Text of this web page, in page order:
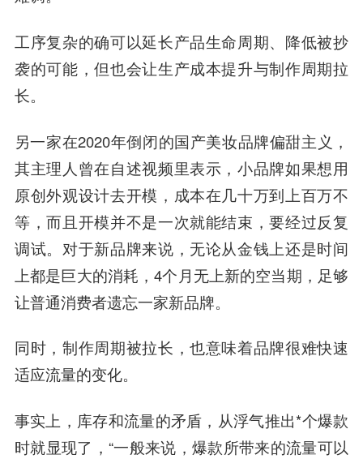
工序复杂的确可以延长产品生命周期、降低被抄
袭的可能，但也会让生产成本提升与制作周期拉
长。
另一家在2020年倒闭的国产美妆品牌偏甜主义，
其主理人曾在自述视频里表示，小品牌如果想用
原创外观设计去开模，成本在几十万到上百万不
等，而且开模并不是一次就能结束，要经过反复
调试。 对于新品牌来说，无论从金钱上还是时间
上都是巨大的消耗，4个月无上新的空当期，足够
让普通消费者遗忘一家新品牌。
同时，制作周期被拉长，也意味着品牌很难快速
适应流量的变化。
事实上，库存和流量的矛盾，从浮气推出*个爆款
时就显现了，“一般来说，爆款所带来的流量可以